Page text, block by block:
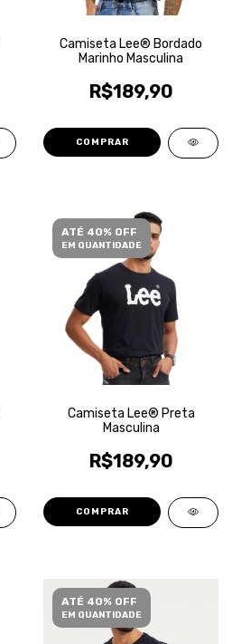
Camiseta Lee® Bordado
Marinho Masculina
R$189,90
COMPRAR
ATÉ 40% OFF
EM QUANTIDADE
Camiseta Lee® Preta
Masculina
R$189,90
COMPRAR
ATÉ 40% OFF
EM QUANTIDADE